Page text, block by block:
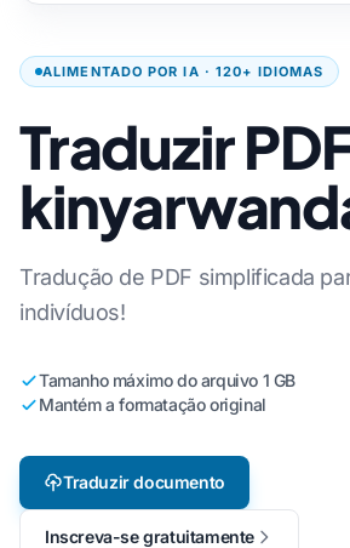
ALIMENTADO POR IA · 120+ IDIOMAS
Traduzir
Tradução de PDF simplificada
indivíduos!
Tamanho máximo do arquivo 1 GB
Mantém a formatação original
Traduzir documento
Inscreva-se gratuitamente